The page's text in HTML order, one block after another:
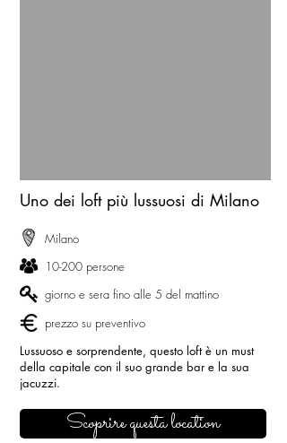
Uno dei loft più lussuosi di Milano
Milano
10-200 persone
giorno e sera fino alle 5 del mattino
prezzo su preventivo
Lussuoso e sorprendente, questo loft è un must
della capitale con il suo grande bar e la sua
jacuzzi.
Scoprire questa location